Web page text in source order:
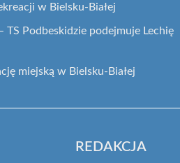
w Bielsku-Białej
TS Podbeskidzie podejmuje Lechię
miejską w Bielsku-Białej
REDAKCJA